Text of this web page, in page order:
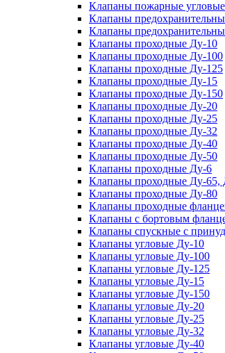
Клапаны пожарные угловые
Клапаны
Клапаны
Клапаны проходные Ду-10
Клапаны проходные Ду-100
Клапаны проходные Ду-125
Клапаны проходные Ду-15
Клапаны проходные Ду-150
Клапаны проходные Ду-20
Клапаны проходные Ду-25
Клапаны проходные Ду-32
Клапаны проходные Ду-40
Клапаны проходные Ду-50
Клапаны проходные Ду-6
Клапаны проходные Ду-65,
Клапаны проходные Ду-80
Клапаны проходные
Клапаны с бортовым
Клапаны спускные с
Клапаны угловые Ду-10
Клапаны угловые Ду-100
Клапаны угловые Ду-125
Клапаны угловые Ду-15
Клапаны угловые Ду-150
Клапаны угловые Ду-20
Клапаны угловые Ду-25
Клапаны угловые Ду-32
Клапаны угловые Ду-40